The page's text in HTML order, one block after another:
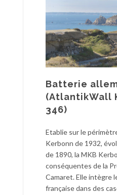
Batterie
(AtlantikWall
346)
Etablie sur le
Kerbonn de 1932,
de 1890, la MKB
conséquentes de la
Camaret. Elle intègre
française dans des